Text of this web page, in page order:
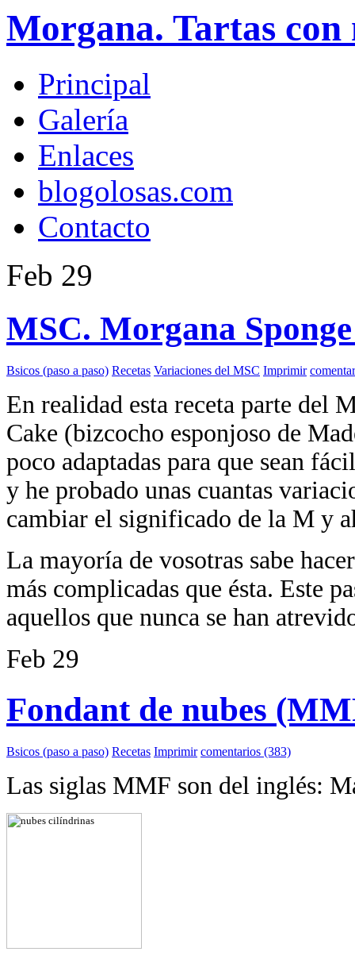
Morgana. Tartas con
Principal
Galería
Enlaces
blogolosas.com
Contacto
Feb 29
MSC. Morgana
Bsicos (paso a paso) Recetas Variaciones del MSC Imprimir
En realidad esta receta parte del
Cake (bizcocho esponjoso de
poco adaptadas para que sean
y he probado unas cuantas
cambiar el significado de la M y
La mayoría de vosotras sabe
más complicadas que ésta. Este
aquellos que nunca se han
Feb 29
Fondant de nubes
Bsicos (paso a paso) Recetas Imprimir comentarios (383)
Las siglas MMF son del inglés: